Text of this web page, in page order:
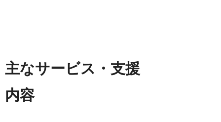
主なサービス・支援
内容